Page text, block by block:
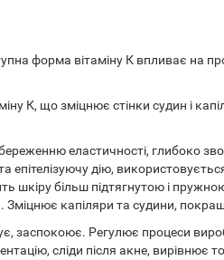
форма вітаміну К впливає на
К, що зміцнює стінки судин і
еластичності, глибоко
дію,
шкіру більш підтягнутою і
капіляри та судини,
заспокоює. Регулює процеси
сліди після акне, вирівнює